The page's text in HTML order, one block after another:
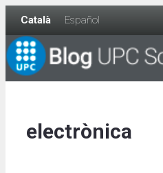
Skip
content
Català Español
electrònica